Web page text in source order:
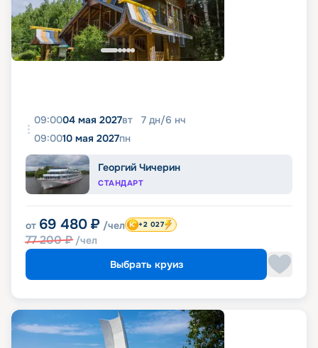
09:0004 мая 2027вт 7 дн/6 нч
09:0010 мая 2027пн
Георгий Чичерин
СТАНДАРТ
от 69 480 ₽ /чел
77 200₽ /чел
+2 027
Выбрать круиз